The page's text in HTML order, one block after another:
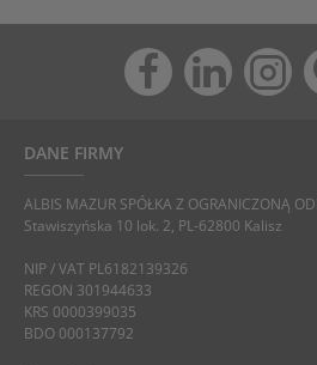
DANE FIRMY
ALBIS MAZUR SPÓŁKA Z OGRANICZONĄ
Stawiszyńska 10 lok. 2, PL-62800 Kalisz
NIP / VAT PL6182139326
REGON 301944633
KRS 0000399035
BDO 000137792